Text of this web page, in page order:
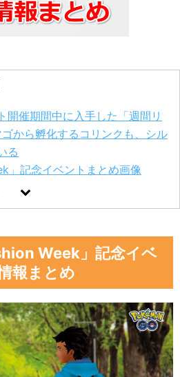
開催期間中に入手した「週間リ
から孵化するコリンクも、シル
る
」記念イベントまとめ画像
撮影すると「帽子を後ろ向きに
が出現
覚えたキルリアについて
ルドリサーチ
Week」記念イベ
報まとめ